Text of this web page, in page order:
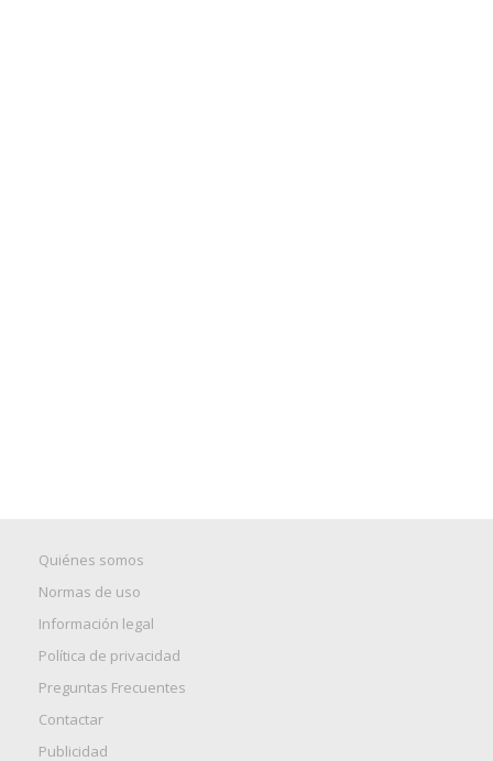
Quiénes somos
Normas de uso
Información legal
Política de privacidad
Preguntas Frecuentes
Contactar
Publicidad